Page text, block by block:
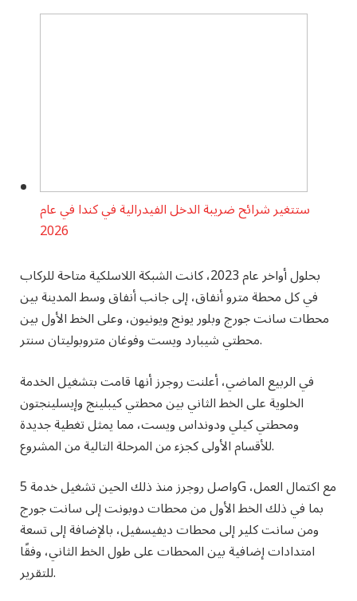
ستتغير شرائح ضريبة الدخل الفيدرالية في كندا في عام
2026
بحلول أواخر عام 2023، كانت الشبكة اللاسلكية متاحة للركاب
في كل محطة مترو أنفاق، إلى جانب أنفاق وسط المدينة بين
محطات سانت جورج وبلور يونج ويونيون، وعلى الخط الأول بين
محطتي شيبارد ويست وفوغان متروبوليتان سنتر.
في الربيع الماضي، أعلنت روجرز أنها قامت بتشغيل الخدمة
الخلوية على الخط الثاني بين محطتي كيبلينج وإيسلينجتون
ومحطتي كيلي ودونداس ويست، مما يمثل تغطية جديدة
للأقسام الأولى كجزء من المرحلة التالية من المشروع.
واصل روجرز منذ ذلك الحين تشغيل خدمة 5G مع اكتمال العمل،
بما في ذلك الخط الأول من محطات دوبونت إلى سانت جورج
ومن سانت كلير إلى محطات ديفيسفيل، بالإضافة إلى تسعة
امتدادات إضافية بين المحطات على طول الخط الثاني، وفقًا
للتقرير.